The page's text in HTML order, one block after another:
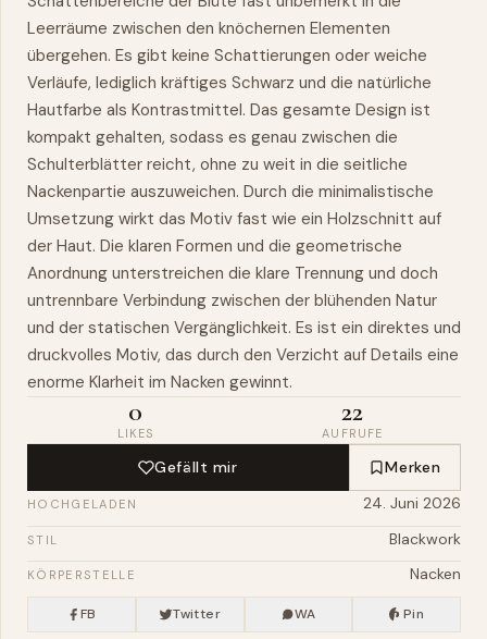
Leerräume zwischen den knöchernen Elementen
übergehen. Es gibt keine Schattierungen oder weiche
Verläufe, lediglich kräftiges Schwarz und die natürliche
Hautfarbe als Kontrastmittel. Das gesamte Design ist
kompakt gehalten, sodass es genau zwischen die
Schulterblätter reicht, ohne zu weit in die seitliche
Nackenpartie auszuweichen. Durch die minimalistische
Umsetzung wirkt das Motiv fast wie ein Holzschnitt auf
der Haut. Die klaren Formen und die geometrische
Anordnung unterstreichen die klare Trennung und doch
untrennbare Verbindung zwischen der blühenden Natur
und der statischen Vergänglichkeit. Es ist ein direktes und
druckvolles Motiv, das durch den Verzicht auf Details eine
enorme Klarheit im Nacken gewinnt.
0
LIKES
22
AUFRUFE
Gefällt mir Merken
HOCHGELADEN 24. Juni 2026
STIL Blackwork
KÖRPERSTELLE Nacken
FB Twitter WA Pin